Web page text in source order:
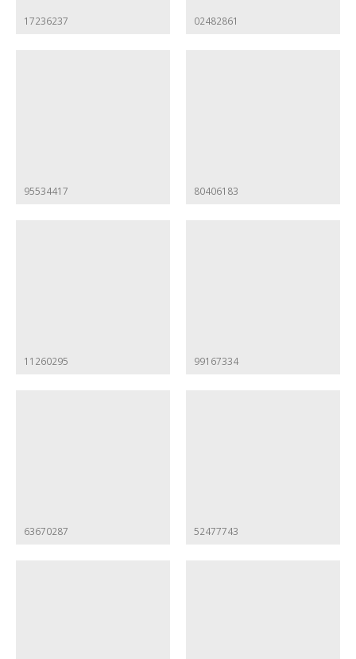
17236237 02482861
95534417 80406183
11260295 99167334
63670287 52477743